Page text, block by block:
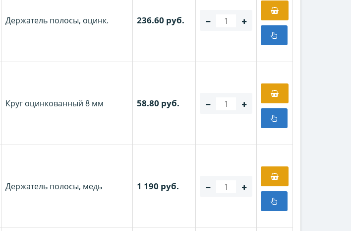
Держатель полосы, оцинк. 236.60 руб.
Круг оцинкованный 8 мм 58.80 руб.
Держатель полосы, медь 1 190 руб.